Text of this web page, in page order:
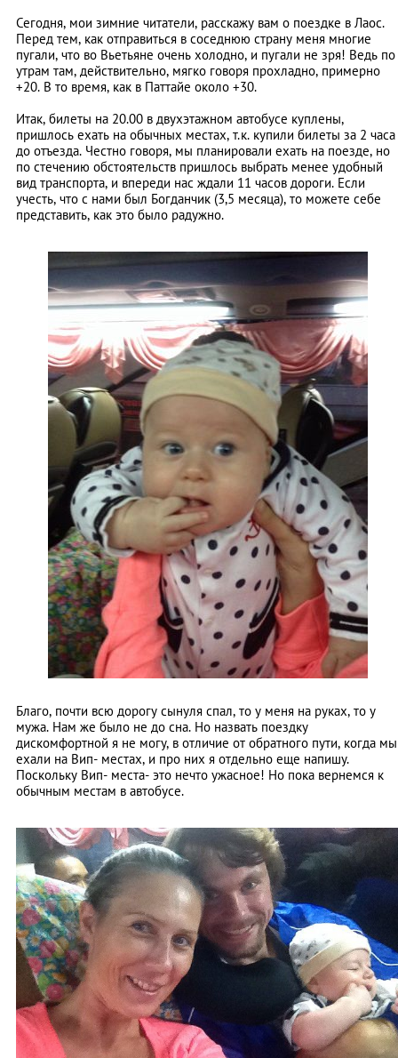
Сегодня, мои зимние читатели, расскажу вам о поездке в Лаос.
Перед тем, как отправиться в соседнюю страну меня многие
пугали, что во Вьетьяне очень холодно, и пугали не зря! Ведь по
утрам там, действительно, мягко говоря прохладно, примерно
+20. В то время, как в Паттайе около +30.
Итак, билеты на 20.00 в двухэтажном автобусе куплены,
пришлось ехать на обычных местах, т.к. купили билеты за 2 часа
до отъезда. Честно говоря, мы планировали ехать на поезде, но
по стечению обстоятельств пришлось выбрать менее удобный
вид транспорта, и впереди нас ждали 11 часов дороги. Если
учесть, что с нами был Богданчик (3,5 месяца), то можете себе
представить, как это было радужно.
Благо, почти всю дорогу сынуля спал, то у меня на руках, то у
мужа. Нам же было не до сна. Но назвать поездку
дискомфортной я не могу, в отличие от обратного пути, когда мы
ехали на Вип- местах, и про них я отдельно еще напишу.
Поскольку Вип- места- это нечто ужасное! Но пока вернемся к
обычным местам в автобусе.